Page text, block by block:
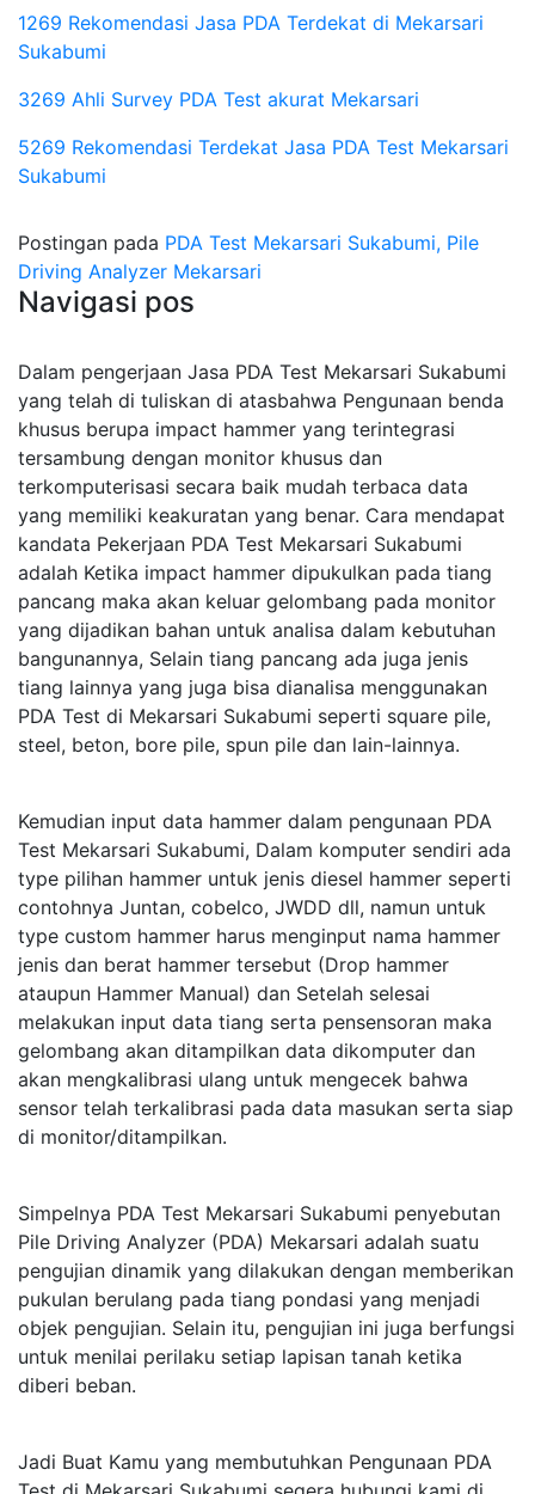
1269 Rekomendasi Jasa PDA Terdekat di Mekarsari
Sukabumi
3269 Ahli Survey PDA Test akurat Mekarsari
5269 Rekomendasi Terdekat Jasa PDA Test Mekarsari
Sukabumi
Postingan pada PDA Test Mekarsari Sukabumi, Pile
Driving Analyzer Mekarsari
Navigasi pos
Dalam pengerjaan Jasa PDA Test Mekarsari Sukabumi
yang telah di tuliskan di atasbahwa Pengunaan benda
khusus berupa impact hammer yang terintegrasi
tersambung dengan monitor khusus dan
terkomputerisasi secara baik mudah terbaca data
yang memiliki keakuratan yang benar. Cara mendapat
kandata Pekerjaan PDA Test Mekarsari Sukabumi
adalah Ketika impact hammer dipukulkan pada tiang
pancang maka akan keluar gelombang pada monitor
yang dijadikan bahan untuk analisa dalam kebutuhan
bangunannya, Selain tiang pancang ada juga jenis
tiang lainnya yang juga bisa dianalisa menggunakan
PDA Test di Mekarsari Sukabumi seperti square pile,
steel, beton, bore pile, spun pile dan lain-lainnya.
Kemudian input data hammer dalam pengunaan PDA
Test Mekarsari Sukabumi, Dalam komputer sendiri ada
type pilihan hammer untuk jenis diesel hammer seperti
contohnya Juntan, cobelco, JWDD dll, namun untuk
type custom hammer harus menginput nama hammer
jenis dan berat hammer tersebut (Drop hammer
ataupun Hammer Manual) dan Setelah selesai
melakukan input data tiang serta pensensoran maka
gelombang akan ditampilkan data dikomputer dan
akan mengkalibrasi ulang untuk mengecek bahwa
sensor telah terkalibrasi pada data masukan serta siap
di monitor/ditampilkan.
Simpelnya PDA Test Mekarsari Sukabumi penyebutan
Pile Driving Analyzer (PDA) Mekarsari adalah suatu
pengujian dinamik yang dilakukan dengan memberikan
pukulan berulang pada tiang pondasi yang menjadi
objek pengujian. Selain itu, pengujian ini juga berfungsi
untuk menilai perilaku setiap lapisan tanah ketika
diberi beban.
Jadi Buat Kamu yang membutuhkan Pengunaan PDA